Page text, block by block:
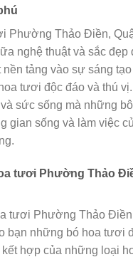
Phường Thảo Điền,
nghệ thuật và sắc đẹp
nền tảng vào sự sáng
tươi độc đáo và thú
sức sống mà những
gian sống và làm việc
tươi Phường Thảo
tươi Phường Thảo
bạn những bó hoa tươi
hợp của những loại